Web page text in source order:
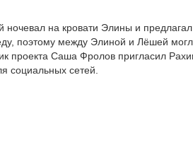
на кровати Элины и
поэтому между Элиной и Лёшей
проекта Саша Фролов пригласил
социальных сетей.